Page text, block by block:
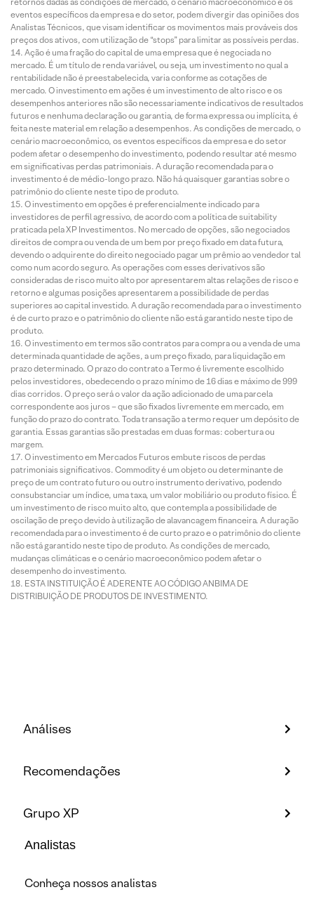
eventos específicos da empresa e do setor, podem divergir das opiniões dos
Analistas Técnicos, que visam identificar os movimentos mais prováveis dos
preços dos ativos, com utilização de “stops” para limitar as possíveis perdas.
Ação é uma fração do capital de uma empresa que é negociada no
mercado. É um título de renda variável, ou seja, um investimento no qual a
rentabilidade não é preestabelecida, varia conforme as cotações de
mercado. O investimento em ações é um investimento de alto risco e os
desempenhos anteriores não são necessariamente indicativos de resultados
futuros e nenhuma declaração ou garantia, de forma expressa ou implícita, é
feita neste material em relação a desempenhos. As condições de mercado, o
cenário macroeconômico, os eventos específicos da empresa e do setor
podem afetar o desempenho do investimento, podendo resultar até mesmo
em significativas perdas patrimoniais. A duração recomendada para o
investimento é de médio-longo prazo. Não há quaisquer garantias sobre o
patrimônio do cliente neste tipo de produto.
O investimento em opções é preferencialmente indicado para
investidores de perfil agressivo, de acordo com a política de suitability
praticada pela XP Investimentos. No mercado de opções, são negociados
direitos de compra ou venda de um bem por preço fixado em data futura,
devendo o adquirente do direito negociado pagar um prêmio ao vendedor tal
como num acordo seguro. As operações com esses derivativos são
consideradas de risco muito alto por apresentarem altas relações de risco e
retorno e algumas posições apresentarem a possibilidade de perdas
superiores ao capital investido. A duração recomendada para o investimento
é de curto prazo e o patrimônio do cliente não está garantido neste tipo de
produto.
O investimento em termos são contratos para compra ou a venda de uma
determinada quantidade de ações, a um preço fixado, para liquidação em
prazo determinado. O prazo do contrato a Termo é livremente escolhido
pelos investidores, obedecendo o prazo mínimo de 16 dias e máximo de 999
dias corridos. O preço será o valor da ação adicionado de uma parcela
correspondente aos juros – que são fixados livremente em mercado, em
função do prazo do contrato. Toda transação a termo requer um depósito de
garantia. Essas garantias são prestadas em duas formas: cobertura ou
margem.
O investimento em Mercados Futuros embute riscos de perdas
patrimoniais significativos. Commodity é um objeto ou determinante de
preço de um contrato futuro ou outro instrumento derivativo, podendo
consubstanciar um índice, uma taxa, um valor mobiliário ou produto físico. É
um investimento de risco muito alto, que contempla a possibilidade de
oscilação de preço devido à utilização de alavancagem financeira. A duração
recomendada para o investimento é de curto prazo e o patrimônio do cliente
não está garantido neste tipo de produto. As condições de mercado,
mudanças climáticas e o cenário macroeconômico podem afetar o
desempenho do investimento.
ESTA INSTITUIÇÃO É ADERENTE AO CÓDIGO ANBIMA DE
DISTRIBUIÇÃO DE PRODUTOS DE INVESTIMENTO.
Análises
Recomendações
Grupo XP
Analistas
Conheça nossos analistas